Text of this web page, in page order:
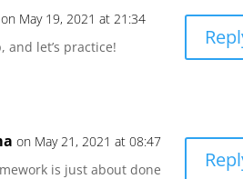
on May 19, 2021 at 21:34
and let’s practice!
on May 21, 2021 at 08:47
is just about done